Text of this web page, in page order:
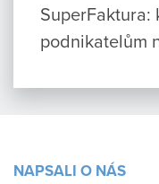
podnikatelům
NAPSALI O NÁS